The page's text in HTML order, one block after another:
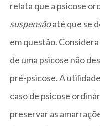
relata que a psicose
suspensãoaté que se
em questão.
de uma psicose não
pré-psicose. A
caso de psicose
preservar as